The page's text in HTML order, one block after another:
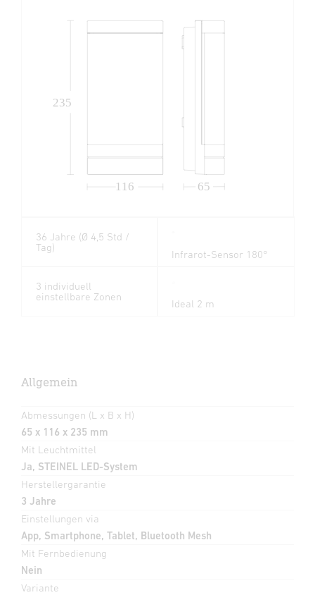
235
116 65
36 Jahre (Ø 4,5 Std /
Tag)
Infrarot-Sensor 180°
3 individuell
einstellbare Zonen
Ideal 2 m
Allgemein
Abmessungen (L x B x H)
65 x 116 x 235 mm
Mit Leuchtmittel
Ja, STEINEL LED-System
Herstellergarantie
3 Jahre
Einstellungen via
App, Smartphone, Tablet, Bluetooth Mesh
Mit Fernbedienung
Nein
Variante